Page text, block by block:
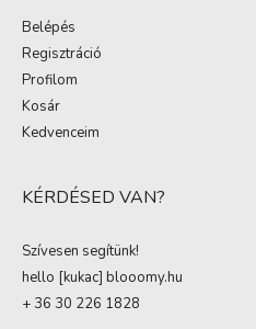
Belépés
Regisztráció
Profilom
Kosár
Kedvenceim
KÉRDÉSED VAN?
Szívesen segítünk!
hello [kukac] blooomy.hu
+ 36 30 226 1828